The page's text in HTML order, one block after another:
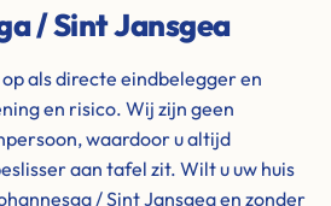
/ Sint Jansgea
als directe eindbelegger en
en risico. Wij zijn geen
waardoor u altijd
aan tafel zit. Wilt u uw huis
/ Sint Jansgea en zonder